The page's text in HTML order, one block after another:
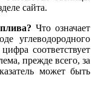
сайта.
Что означает
углеводородного
соответствует
прежде всего, за
может быть